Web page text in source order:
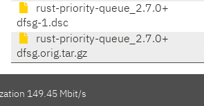
rust-priority-queue_2.7.0+
dfsg-1.dsc
rust-priority-queue_2.7.0+
dfsg.orig.tar.gz
149.45 Mbit/s